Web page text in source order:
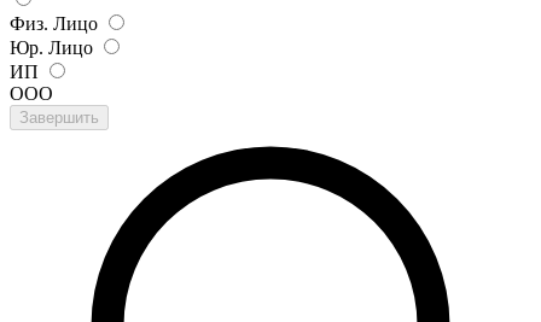
Физ. Лицо
Юр. Лицо
ИП
ООО
Завершить